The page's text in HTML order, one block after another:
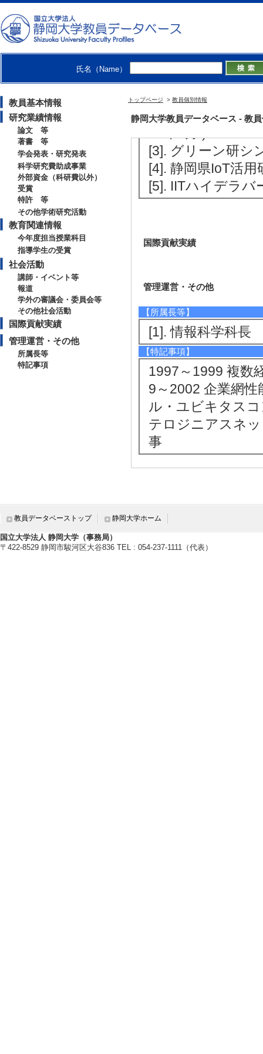
氏名（Name）
教員基本情報
研究業績情報
論文 等
著書 等
学会発表・研究発表
科学研究費助成事業
外部資金（科研費以外）
受賞
特許 等
その他学術研究活動
教育関連情報
今年度担当授業科目
指導学生の受賞
社会活動
講師・イベント等
報道
学外の審議会・委員会等
その他社会活動
国際貢献実績
管理運営・その他
所属長等
特記事項
トップページ > 教員個別情報
静岡大学教員データベース - 教
[備考] 役割（
【その他社会活動】
[1]. 静岡県エネル
6年4月 )
[2]. さくらサイエ
[3]. グリーン研シ
[4]. 静岡県IoT活
[5]. IITハイデラバ
国際貢献実績
管理運営・その他
【所属長等】
[1]. 情報科学科長
【特記事項】
1997～1999 複数
9～2002 企業網
ル・ユビキタス
テロジニアスネ
事
教員データベーストップ 静岡大学ホーム
国立大学法人 静岡大学（事務局）
〒422-8529 静岡市駿河区大谷836 TEL : 054-237-1111（代表）